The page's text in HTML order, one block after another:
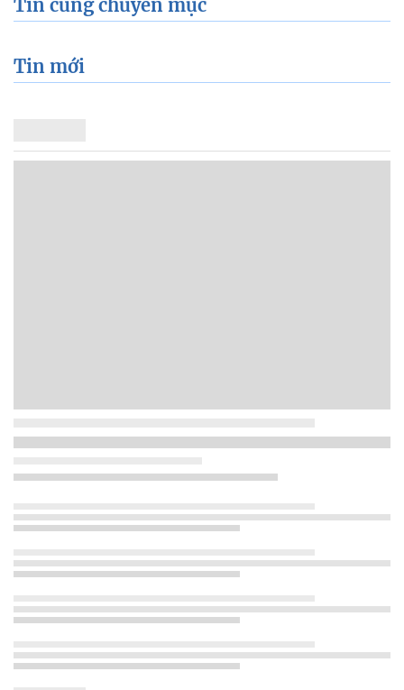
Tin cùng chuyên mục
Tin mới